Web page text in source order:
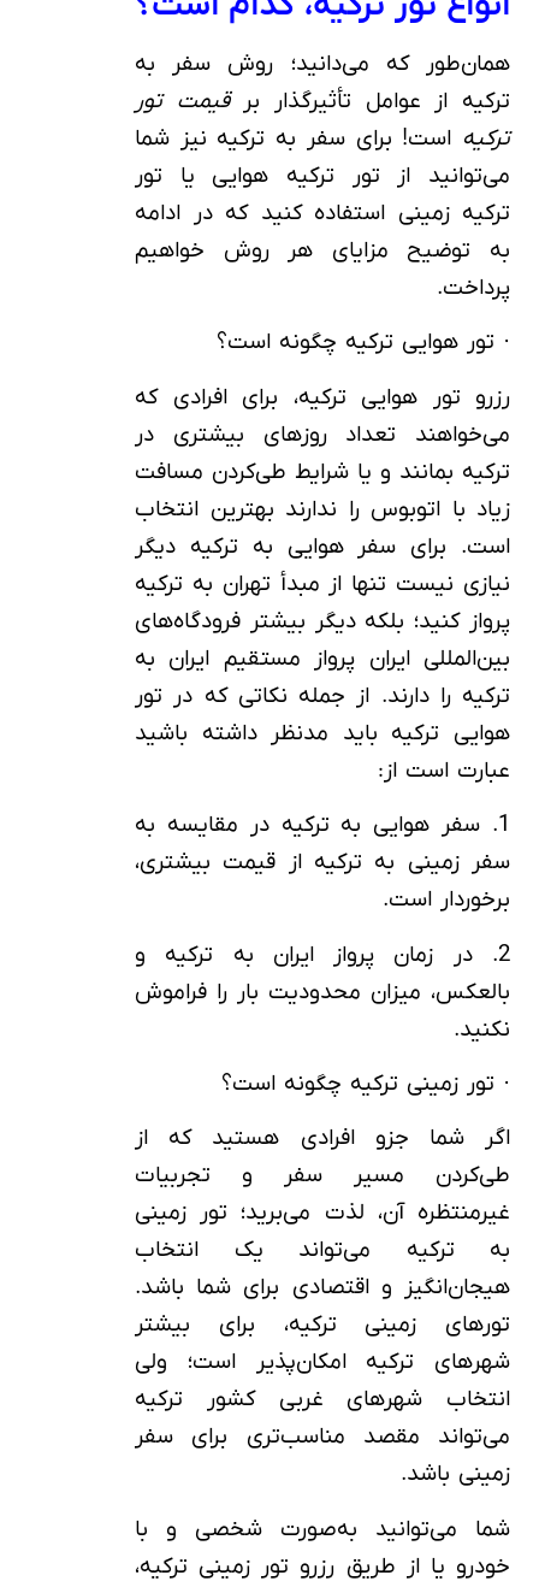
همان‌طور که می‌دانید؛ روش سفر به
ترکیه از عوامل تأثیرگذار بر قیمت تور
ترکیه است! برای سفر به ترکیه نیز شما
می‌توانید از تور ترکیه هوایی یا تور
ترکیه زمینی استفاده کنید که در ادامه
به توضیح مزایای هر روش خواهیم
پرداخت.
· تور هوایی ترکیه چگونه است؟
رزرو تور هوایی ترکیه، برای افرادی که
می‌خواهند تعداد روزهای بیشتری در
ترکیه بمانند و یا شرایط طی‌کردن مسافت
زیاد با اتوبوس را ندارند بهترین انتخاب
است. برای سفر هوایی به ترکیه دیگر
نیازی نیست تنها از مبدأ تهران به ترکیه
پرواز کنید؛ بلکه دیگر بیشتر فرودگاه‌های
بین‌المللی ایران پرواز مستقیم ایران به
ترکیه را دارند. از جمله نکاتی که در تور
هوایی ترکیه باید مدنظر داشته باشید
عبارت است از:
1. سفر هوایی به ترکیه در مقایسه به
سفر زمینی به ترکیه از قیمت بیشتری،
برخوردار است.
2. در زمان پرواز ایران به ترکیه و
بالعکس، میزان محدودیت بار را فراموش
نکنید.
· تور زمینی ترکیه چگونه است؟
اگر شما جزو افرادی هستید که از
طی‌کردن مسیر سفر و تجربیات
غیرمنتظره آن، لذت می‌برید؛ تور زمینی
به ترکیه می‌تواند یک انتخاب
هیجان‌انگیز و اقتصادی برای شما باشد.
تورهای زمینی ترکیه، برای بیشتر
شهرهای ترکیه امکان‌پذیر است؛ ولی
انتخاب شهرهای غربی کشور ترکیه
می‌تواند مقصد مناسب‌تری برای سفر
زمینی باشد.
شما می‌توانید به‌صورت شخصی و با
خودرو یا از طریق رزرو تور زمینی ترکیه،